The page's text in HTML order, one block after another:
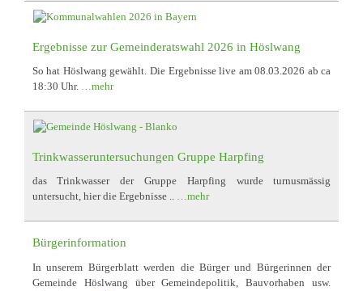
Ergebnisse zur Gemeinderatswahl 2026 in Höslwang
So hat Höslwang gewählt. Die Ergebnisse live am 08.03.2026 ab ca
18:30 Uhr. …mehr
Trinkwasseruntersuchungen Gruppe Harpfing
das Trinkwasser der Gruppe Harpfing wurde turnusmässig
untersucht, hier die Ergebnisse .. …mehr
Bürgerinformation
In unserem Bürgerblatt werden die Bürger und Bürgerinnen der
Gemeinde Höslwang über Gemeindepolitik, Bauvorhaben usw.